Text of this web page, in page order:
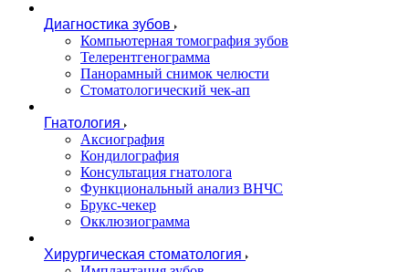
Диагностика зубов
Компьютерная томография зубов
Телерентгенограмма
Панорамный снимок челюсти
Стоматологический чек-ап
Гнатология
Аксиография
Кондилография
Консультация гнатолога
Функциональный анализ ВНЧС
Брукс-чекер
Окклюзиограмма
Хирургическая стоматология